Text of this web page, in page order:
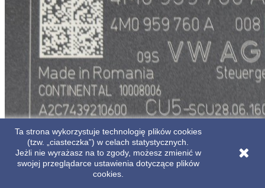
Ta strona wykorzystuje technologię plików cookies
(tzw. „ciasteczka”) w celach statystycznych.
Jeżli nie wyrażasz na to zgody, możesz zmienić w
swojej przeglądarce ustawienia dotyczące plików
cookies.